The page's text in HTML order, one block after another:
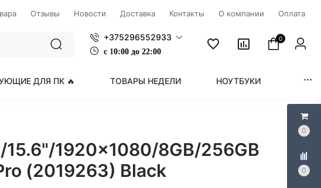
0
0
Отзывы Новости Доставка Контакты О компании Оплата
+375296552933
с 1 0:00 до 22:00
0
ДЛЯ ПК 🔥 ТОВАРЫ НЕДЕЛИ НОУТБУКИ
15.6"/1920x1080/8GB/256GB
(2019263) Black